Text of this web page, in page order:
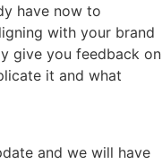
have now to
with your brand
give you feedback on
it and what
and we will have